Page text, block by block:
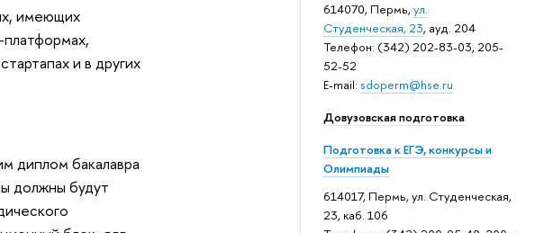
614070, Пермь,ул.
Студенческая, 23, ауд. 204
Телефон: (342) 202-83-03, 205-
52-52
E-mail: sdoperm@hse.ru
Довузовская подготовка
Подготовка к ЕГЭ, конкурсы и
Олимпиады
614017, Пермь, ул. Студенческая,
23, каб. 106
имеющих
и в других
диплом бакалавра
должны будут